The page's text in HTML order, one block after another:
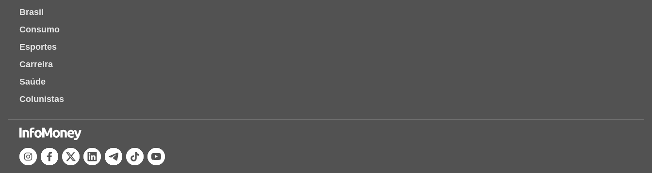
Brasil
Consumo
Esportes
Carreira
Saúde
Colunistas